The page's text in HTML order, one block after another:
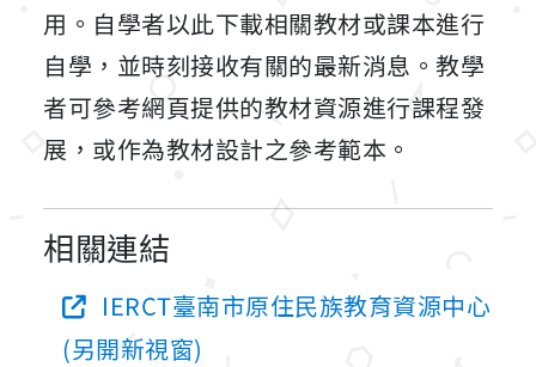
用。自學者以此下載相關教材或課本進行
自學，並時刻接收有關的最新消息。教學
者可參考網頁提供的教材資源進行課程發
展，或作為教材設計之參考範本。
相關連結
IERCT臺南市原住民族教育資源中心
(另開新視窗)